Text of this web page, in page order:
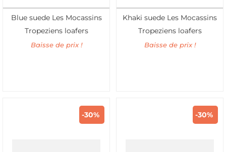
Blue suede Les Mocassins
Tropeziens loafers
Baisse de prix !
Khaki suede Les Mocassins
Tropeziens loafers
Baisse de prix !
-30% -30%